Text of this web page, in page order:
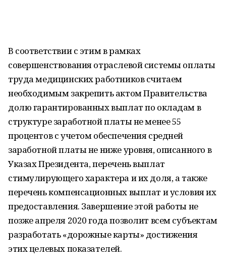
В соответствии с этим в рамках
совершенствования отраслевой системы оплаты
труда медицинских работников считаем
необходимым закрепить актом Правительства
долю гарантированных выплат по окладам в
структуре заработной платы не менее 55
процентов с учетом обеспечения средней
заработной платы не ниже уровня, описанного в
Указах Президента, перечень выплат
стимулирующего характера и их доля, а также
перечень компенсационных выплат и условия их
предоставления. Завершение этой работы не
позже апреля 2020 года позволит всем субъектам
разработать «дорожные карты» достижения
этих целевых показателей.